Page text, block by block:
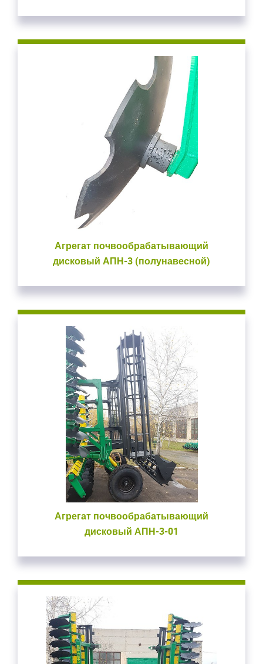
Агрегат почвообрабатывающий
дисковый АПН-3 (полунавесной)
Агрегат почвообрабатывающий
дисковый АПН-3-01